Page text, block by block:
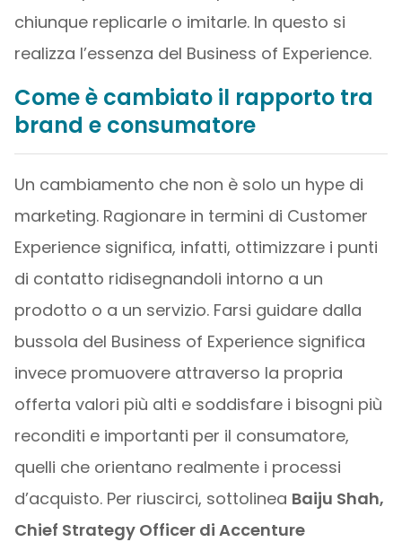
chiunque replicarle o imitarle. In questo si
realizza l’essenza del Business of Experience.
Come è cambiato il rapporto tra
brand e consumatore
Un cambiamento che non è solo un hype di
marketing. Ragionare in termini di Customer
Experience significa, infatti, ottimizzare i punti
di contatto ridisegnandoli intorno a un
prodotto o a un servizio. Farsi guidare dalla
bussola del Business of Experience significa
invece promuovere attraverso la propria
offerta valori più alti e soddisfare i bisogni più
reconditi e importanti per il consumatore,
quelli che orientano realmente i processi
d’acquisto. Per riuscirci, sottolinea Baiju Shah,
Chief Strategy Officer di Accenture